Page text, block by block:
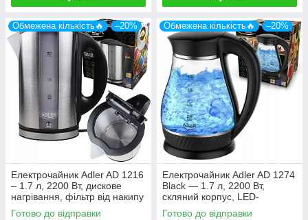
Обмежена кількість🔥 –20%
Електрочайник Adler AD 1216
– 1.7 л, 2200 Вт, дискове
нагрівання, фільтр від накипу
Готово до відправки
Обмежена кількість🔥 –20%
Електрочайник Adler AD 1274
Black — 1.7 л, 2200 Вт,
скляний корпус, LED-
підсвічування, 360 ° поворот
Готово до відправки